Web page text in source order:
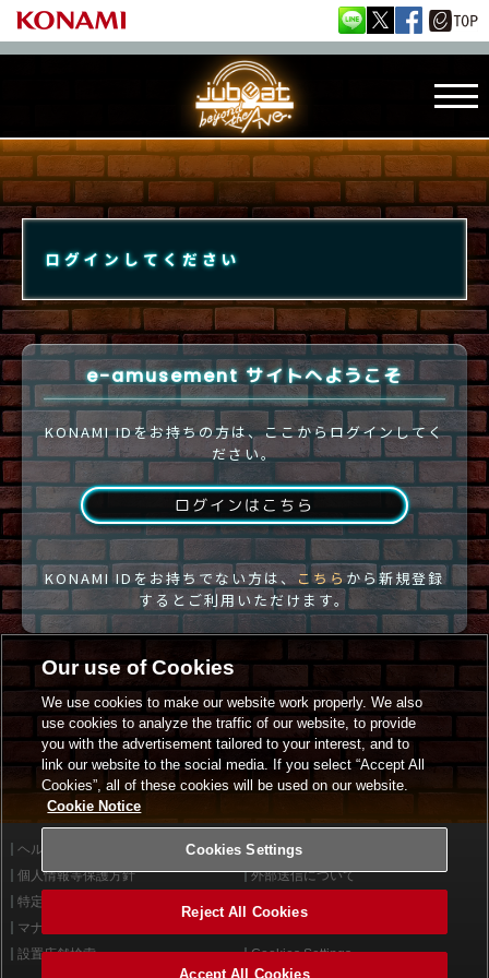
ログインしてください
e-amusement サイトへようこそ
KONAMI IDをお持ちの方は、ここからログインしてく
ださい。
ログインはこちら
KONAMI IDをお持ちでない方は、 こちらから新規登録
するとご利用いただけます。
ヘルプ
利用規約
個人情報等保護方針
外部送信について
特定商取引法に基づく表示
マナー＆ルール
設置店舗検索
Cookies Settings
Our use of Cookies
We use cookies to make our website work properly. We also
use cookies to analyze the traffic of our website, to provide
you with the advertisement tailored to your interest, and to
link our website to the social media. If you select “Accept All
Cookies”, all of these cookies will be used on our website.
Cookie Notice
Cookies Settings
Reject All Cookies
Accept All Cookies